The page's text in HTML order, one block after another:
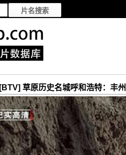
[BTV] 草原历史名城呼和浩特：丰